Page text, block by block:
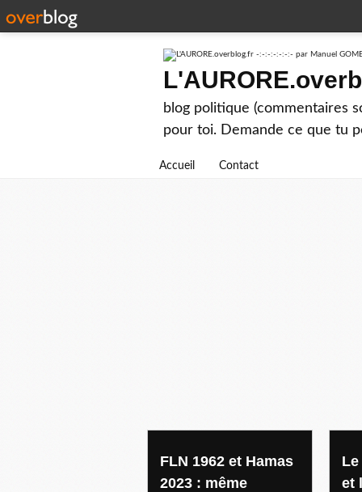
blog politique (commentaires
pour toi. Demande ce que tu
Accueil Contact
FLN 1962 et Hamas
2023 : même
et